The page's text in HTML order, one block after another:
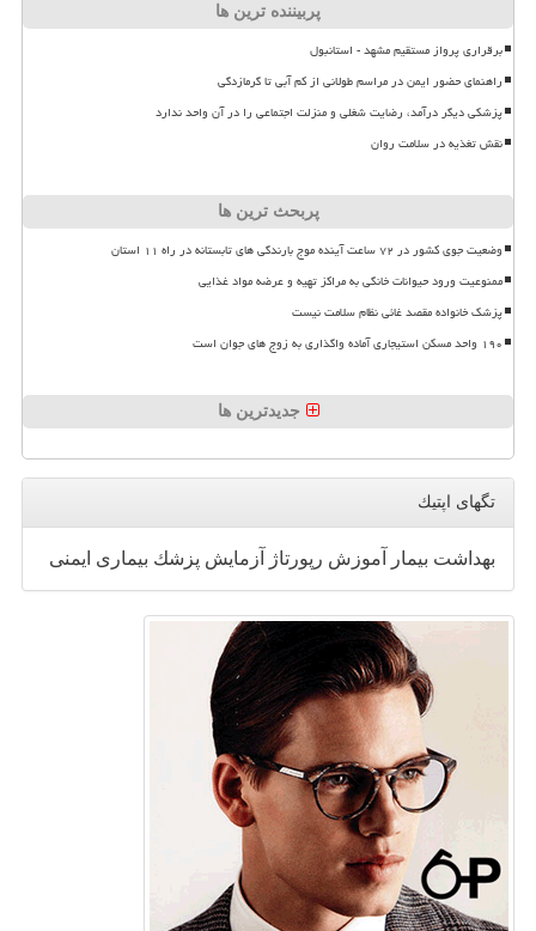
پربیننده ترین ها
برقراری پرواز مستقیم مشهد - استانبول
راهنمای حضور ایمن در مراسم طولانی از کم آبی تا گرمازدگی
پزشکی دیگر درآمد، رضایت شغلی و منزلت اجتماعی را در آن واحد ندارد
نقش تغذیه در سلامت روان
پربحث ترین ها
وضعیت جوی کشور در ۷۲ ساعت آینده موج بارندگی های تابستانه در راه ۱۱ استان
ممنوعیت ورود حیوانات خانگی به مراکز تهیه و عرضه مواد غذایی
پزشک خانواده مقصد غائی نظام سلامت نیست
۱۹۰ واحد مسکن استیجاری آماده واگذاری به زوج های جوان است
جدیدترین ها
تگهای اپتیك
بهداشت بیمار آموزش رپورتاژ آزمایش پزشك بیماری ایمنی